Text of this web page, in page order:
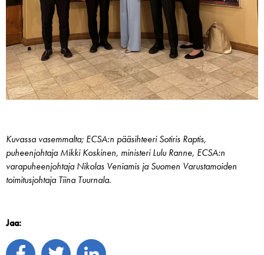
Kuvassa vasemmalta; ECSA:n pääsihteeri Sotiris Raptis,
puheenjohtaja Mikki Koskinen, ministeri Lulu Ranne, ECSA:n
varapuheenjohtaja Nikolas Veniamis ja Suomen Varustamoiden
toimitusjohtaja Tiina Tuurnala.
Jaa: